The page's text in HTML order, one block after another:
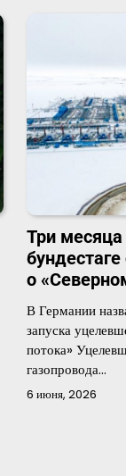
Три месяца
о
В Германии
запуска
потока»
газопровода…
6 июня, 2026